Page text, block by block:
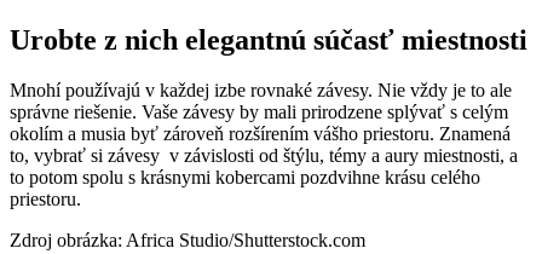
Urobte z nich elegantnú súčasť miestnosti
Mnohí používajú v každej izbe rovnaké závesy. Nie vždy je to ale
správne riešenie. Vaše závesy by mali prirodzene splývať s celým
okolím a musia byť zároveň rozšírením vášho priestoru. Znamená
to, vybrať si závesy v závislosti od štýlu, témy a aury miestnosti, a
to potom spolu s krásnymi kobercami pozdvihne krásu celého
priestoru.
Zdroj obrázka: Africa Studio/Shutterstock.com